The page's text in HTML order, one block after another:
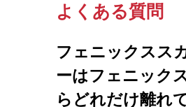
よくある質問
フェニックスス
ーはフェニック
らどれだけ離れ